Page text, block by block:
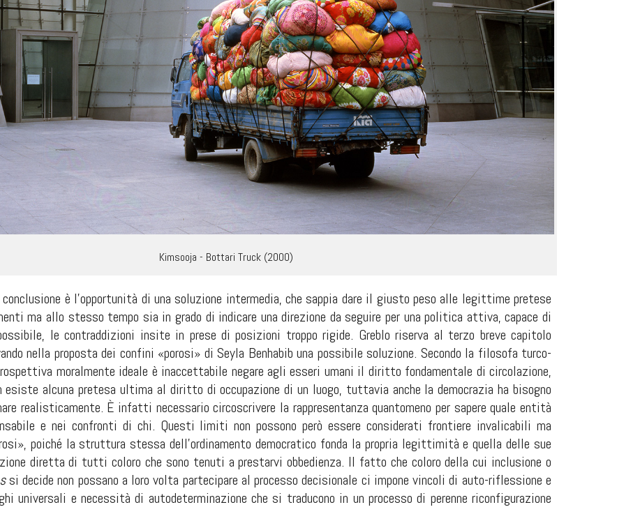
Kimsooja - Bottari Truck (2000)
conclusione è l’opportunità di una soluzione intermedia, che sappia dare il giusto peso alle legittime pretese
ma allo stesso tempo sia in grado di indicare una direzione da seguire per una politica attiva, capace di
le contraddizioni insite in prese di posizioni troppo rigide. Greblo riserva al terzo breve capitolo
nella proposta dei confini «porosi» di Seyla Benhabib una possibile soluzione. Secondo la filosofa turco-
moralmente ideale è inaccettabile negare agli esseri umani il diritto fondamentale di circolazione,
esiste alcuna pretesa ultima al diritto di occupazione di un luogo, tuttavia anche la democrazia ha bisogno
realisticamente. È infatti necessario circoscrivere la rappresentanza quantomeno per sapere quale entità
e nei confronti di chi. Questi limiti non possono però essere considerati frontiere invalicabili ma
poiché la struttura stessa dell’ordinamento democratico fonda la propria legittimità e quella delle sue
diretta di tutti coloro che sono tenuti a prestarvi obbedienza. Il fatto che coloro della cui inclusione o
si decide non possano a loro volta partecipare al processo decisionale ci impone vincoli di auto-riflessione e
universali e necessità di autodeterminazione che si traducono in un processo di perenne riconfigurazione